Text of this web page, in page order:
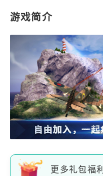
游戏简介
更多礼包福利